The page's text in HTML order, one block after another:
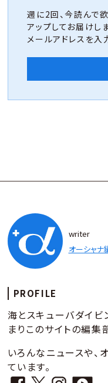
週に2回、今読んで
アップしてお届けし
メールアドレスを
writer
オーシャナ
PROFILE
海とスキューバダイビ
まりこのサイトの編集
いろんなニュースや、
ています。